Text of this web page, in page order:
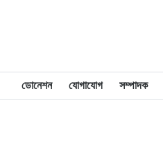
ডোনেশন যোগাযোগ সম্পাদক